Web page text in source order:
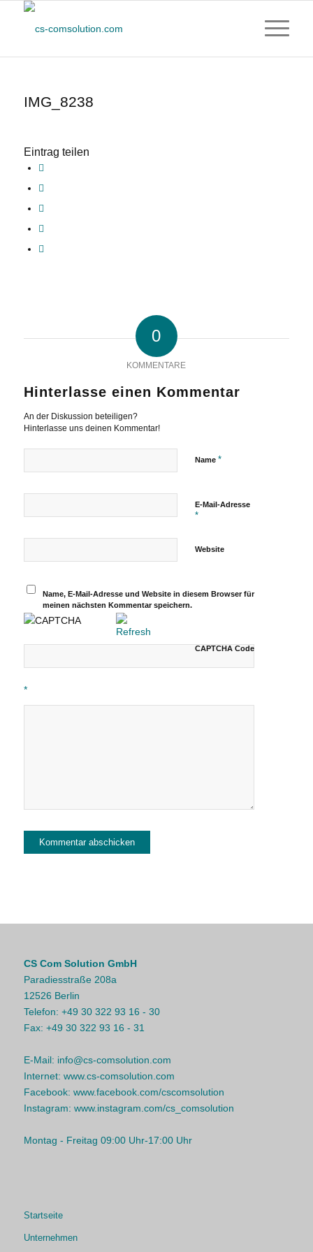
IMG_8238
Eintrag teilen
0
KOMMENTARE
Hinterlasse einen Kommentar
An der Diskussion beteiligen?
Hinterlasse uns deinen Kommentar!
Name *
E-Mail-Adresse
*
Website
Name, E-Mail-Adresse und Website in diesem Browser für
meinen nächsten Kommentar speichern.
CAPTCHA Code
*
CS Com Solution GmbH
Paradiesstraße 208a
12526 Berlin
Telefon: +49 30 322 93 16 - 30
Fax: +49 30 322 93 16 - 31
E-Mail: info@cs-comsolution.com
Internet: www.cs-comsolution.com
Facebook: www.facebook.com/cscomsolution
Instagram: www.instagram.com/cs_comsolution
Montag - Freitag 09:00 Uhr-17:00 Uhr
Startseite
Unternehmen